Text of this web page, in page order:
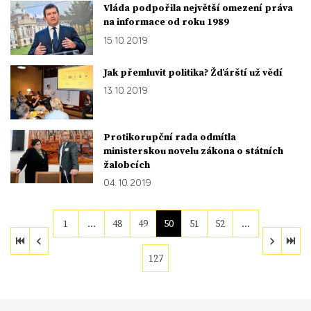
Vláda podpořila největší omezení práva
na informace od roku 1989
15. 10. 2019
Jak přemluvit politika? Žďárští už vědí
13. 10. 2019
Protikorupční rada odmítla
ministerskou novelu zákona o státních
žalobcích
04. 10. 2019
1 … 48 49 50 51 52 …
127